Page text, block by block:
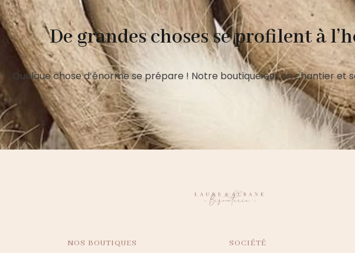
De grandes choses se profilent à
Quelque chose d’énorme se prépare ! Notre boutique est en chantier et
NOS BOUTIQUES SOCIÉTÉ